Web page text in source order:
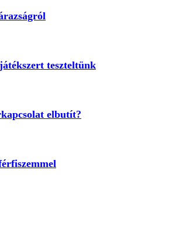
teszteltünk
elbutít?